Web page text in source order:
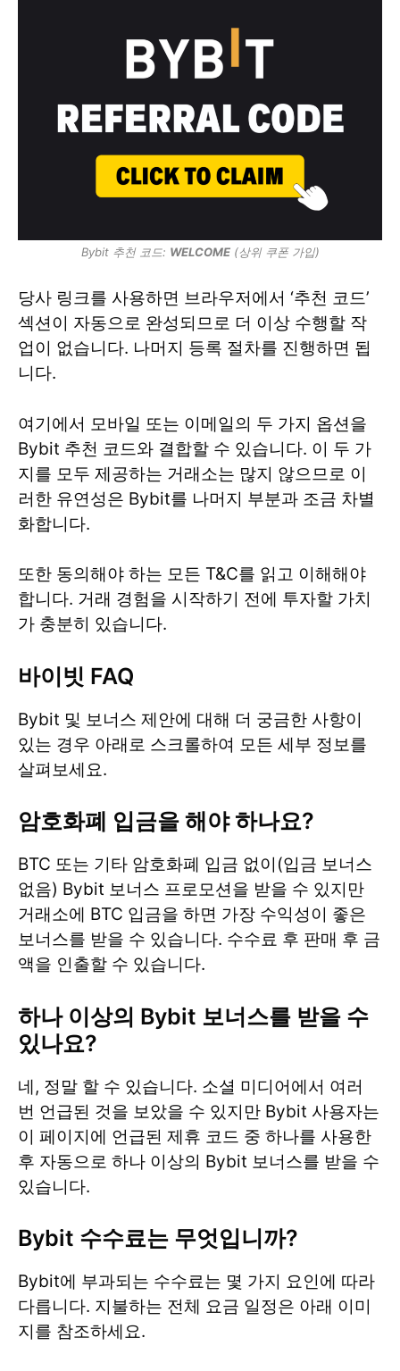
Bybit 추천 코드: WELCOME(상위 쿠폰 가입)
당사 링크를 사용하면 브라우저에서 ‘추천 코드’
섹션이 자동으로 완성되므로 더 이상 수행할 작
업이 없습니다. 나머지 등록 절차를 진행하면 됩
니다.
여기에서 모바일 또는 이메일의 두 가지 옵션을
Bybit 추천 코드와 결합할 수 있습니다. 이 두 가
지를 모두 제공하는 거래소는 많지 않으므로 이
러한 유연성은 Bybit를 나머지 부분과 조금 차별
화합니다.
또한 동의해야 하는 모든 T&C를 읽고 이해해야
합니다. 거래 경험을 시작하기 전에 투자할 가치
가 충분히 있습니다.
바이빗 FAQ
Bybit 및 보너스 제안에 대해 더 궁금한 사항이
있는 경우 아래로 스크롤하여 모든 세부 정보를
살펴보세요.
암호화폐 입금을 해야 하나요?
BTC 또는 기타 암호화폐 입금 없이(입금 보너스
없음) Bybit 보너스 프로모션을 받을 수 있지만
거래소에 BTC 입금을 하면 가장 수익성이 좋은
보너스를 받을 수 있습니다. 수수료 후 판매 후 금
액을 인출할 수 있습니다.
하나 이상의 Bybit 보너스를 받을 수
있나요?
네, 정말 할 수 있습니다. 소셜 미디어에서 여러
번 언급된 것을 보았을 수 있지만 Bybit 사용자는
이 페이지에 언급된 제휴 코드 중 하나를 사용한
후 자동으로 하나 이상의 Bybit 보너스를 받을 수
있습니다.
Bybit 수수료는 무엇입니까?
Bybit에 부과되는 수수료는 몇 가지 요인에 따라
다릅니다. 지불하는 전체 요금 일정은 아래 이미
지를 참조하세요.